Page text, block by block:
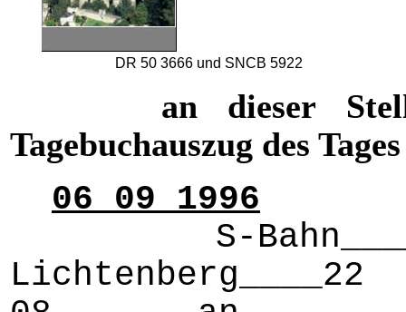
DR 50 3666 und SNCB 5922
an dieser
Tagebuchauszug des Tages
06 09 1996
S-
Lichtenberg____22